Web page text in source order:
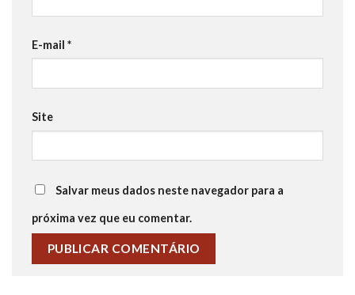
E-mail *
Site
Salvar meus dados neste navegador para a
próxima vez que eu comentar.